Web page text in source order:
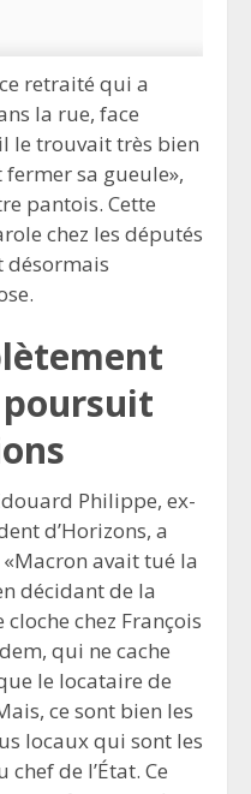
retraité qui a
la rue, face
le trouvait très bien
sa gueule»,
pantois. Cette
chez les députés
désormais
Philippe, ex-
d’Horizons, a
avait tué la
décidant de la
chez François
qui ne cache
le locataire de
ce sont bien les
locaux qui sont les
de l’État. Ce